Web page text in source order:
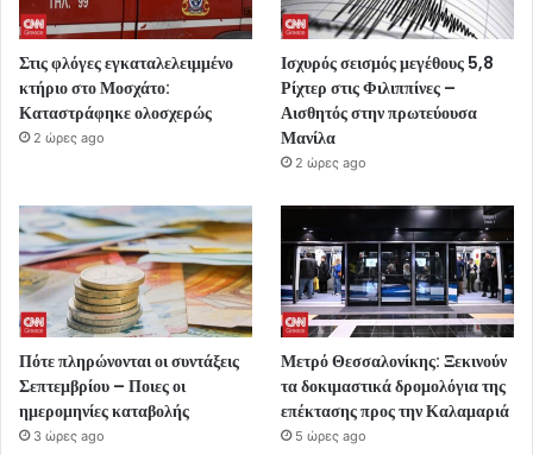
Στις φλόγες εγκαταλελειμμένο
κτήριο στο Μοσχάτο:
Καταστράφηκε ολοσχερώς
2 ώρες ago
Ισχυρός σεισμός μεγέθους 5,8
Ρίχτερ στις Φιλιππίνες –
Αισθητός στην πρωτεύουσα
Μανίλα
2 ώρες ago
Πότε πληρώνονται οι συντάξεις
Σεπτεμβρίου – Ποιες οι
ημερομηνίες καταβολής
3 ώρες ago
Μετρό Θεσσαλονίκης: Ξεκινούν
τα δοκιμαστικά δρομολόγια της
επέκτασης προς την Καλαμαριά
5 ώρες ago